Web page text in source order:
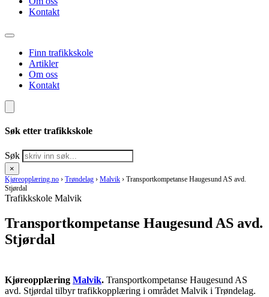
Kontakt
Finn trafikkskole
Artikler
Om oss
Kontakt
Søk etter trafikkskole
Søk
×
Kjøreopplæring.no › Trøndelag › Malvik › Transportkompetanse Haugesund AS avd.
Stjørdal
Trafikkskole Malvik
Transportkompetanse Haugesund AS avd.
Stjørdal
Kjøreopplæring Malvik. Transportkompetanse Haugesund AS
avd. Stjørdal tilbyr trafikkopplæring i området Malvik i Trøndelag.